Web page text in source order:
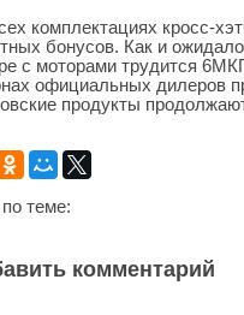
комплектациях кросс-
бонусов. Как и
с моторами трудится
официальных дилеров
продукты
теме:
комментарий